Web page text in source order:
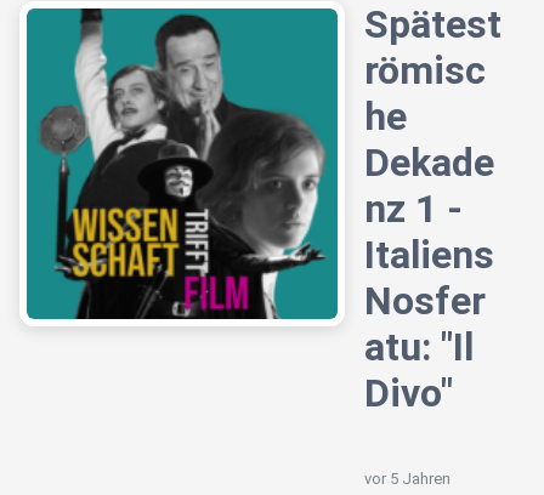
Spätest
römisc
he
Dekade
nz 1 -
Italiens
Nosfer
atu: "Il
Divo"
vor 5 Jahren